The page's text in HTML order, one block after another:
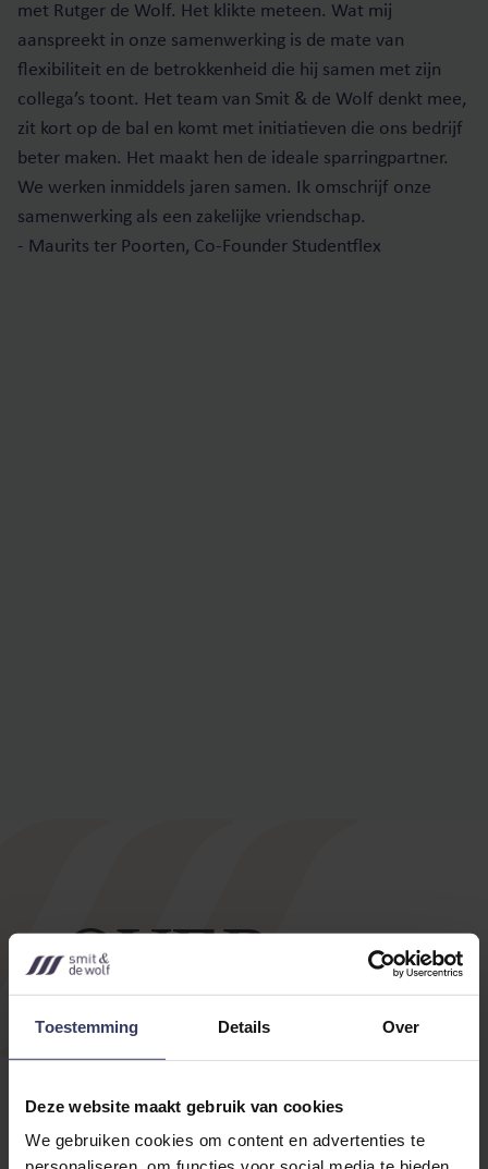
Toestemming Details Over
Deze website maakt gebruik van cookies
We gebruiken cookies om content en advertenties te
met Rutger de Wolf. Het klikte meteen. Wat mij
aanspreekt in onze samenwerking is de mate van
flexibiliteit en de betrokkenheid die hij samen met zijn
collega’s toont. Het team van Smit & de Wolf denkt mee,
zit kort op de bal en komt met initiatieven die ons bedrijf
beter maken. Het maakt hen de ideale sparringpartner.
We werken inmiddels jaren samen. Ik omschrijf onze
samenwerking als een zakelijke vriendschap.
- Maurits ter Poorten, Co-Founder Studentflex
OVER
ONS